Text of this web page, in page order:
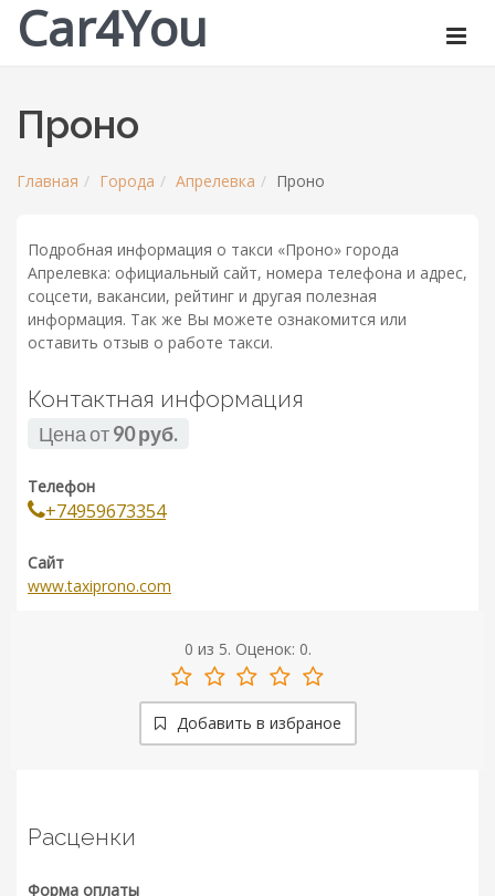
Car4You
Проно
Главная Города Апрелевка Проно
Подробная информация о такси «Проно» города
Апрелевка: официальный сайт, номера телефона и адрес,
соцсети, вакансии, рейтинг и другая полезная
информация. Так же Вы можете ознакомится или
оставить отзыв о работе такси.
Контактная информация
Цена от90 руб.
Телефон
+74959673354
Сайт
www.taxiprono.com
0 из 5. Оценок: 0.
Добавить в избраное
Расценки
Форма оплаты